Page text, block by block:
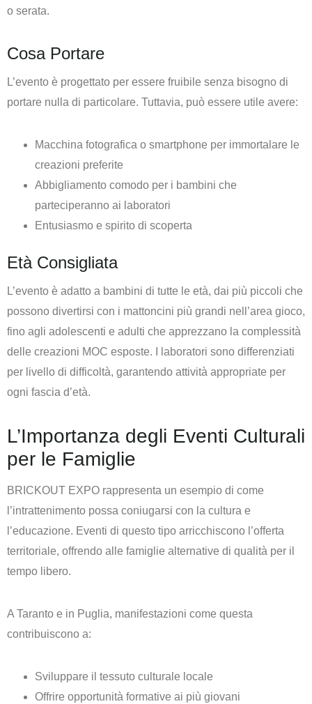
o serata.
Cosa Portare
L’evento è progettato per essere fruibile senza bisogno di
portare nulla di particolare. Tuttavia, può essere utile avere:
Macchina fotografica o smartphone per immortalare le
creazioni preferite
Abbigliamento comodo per i bambini che
parteciperanno ai laboratori
Entusiasmo e spirito di scoperta
Età Consigliata
L’evento è adatto a bambini di tutte le età, dai più piccoli che
possono divertirsi con i mattoncini più grandi nell’area gioco,
fino agli adolescenti e adulti che apprezzano la complessità
delle creazioni MOC esposte. I laboratori sono differenziati
per livello di difficoltà, garantendo attività appropriate per
ogni fascia d’età.
L’Importanza degli Eventi Culturali
per le Famiglie
BRICKOUT EXPO rappresenta un esempio di come
l’intrattenimento possa coniugarsi con la cultura e
l’educazione. Eventi di questo tipo arricchiscono l’offerta
territoriale, offrendo alle famiglie alternative di qualità per il
tempo libero.
A Taranto e in Puglia, manifestazioni come questa
contribuiscono a:
Sviluppare il tessuto culturale locale
Offrire opportunità formative ai più giovani